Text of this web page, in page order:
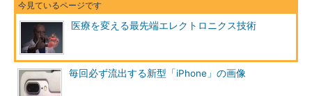
医療を変える最先端エレクトロニクス技術
毎回必ず流出する新型「iPhone」の画像